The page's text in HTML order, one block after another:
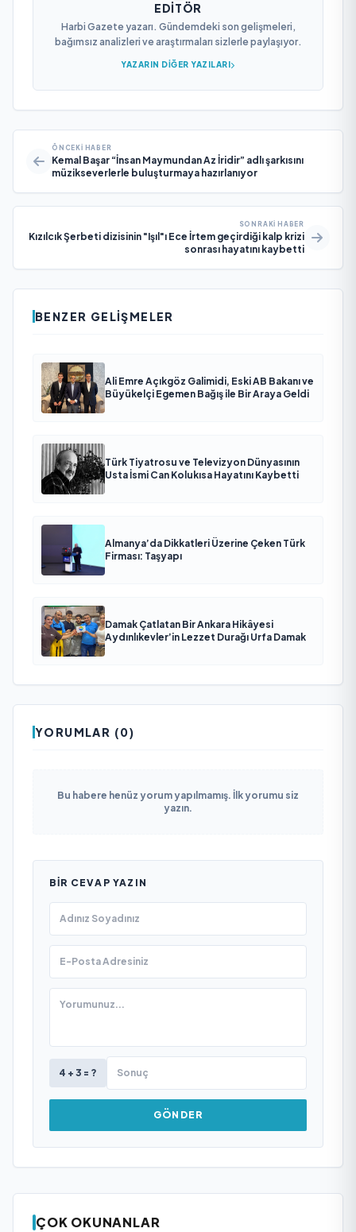
EDITÖR
Harbi Gazete yazarı. Gündemdeki son gelişmeleri,
bağımsız analizleri ve araştırmaları sizlerle paylaşıyor.
YAZARIN DIĞER YAZILARI
ÖNCEKI HABER
Kemal Başar “İnsan Maymundan Az İridir” adlı şarkısını
müzikseverlerle buluşturmaya hazırlanıyor
SONRAKI HABER
Kızılcık Şerbeti dizisinin "Işıl"ı Ece İrtem geçirdiği kalp krizi
sonrası hayatını kaybetti
BENZER GELIŞMELER
Ali Emre Açıkgöz Galimidi, Eski AB Bakanı ve
Büyükelçi Egemen Bağış ile Bir Araya Geldi
Türk Tiyatrosu ve Televizyon Dünyasının
Usta İsmi Can Kolukısa Hayatını Kaybetti
Almanya’da Dikkatleri Üzerine Çeken Türk
Firması: Taşyapı
Damak Çatlatan Bir Ankara Hikâyesi
Aydınlıkevler’in Lezzet Durağı Urfa Damak
YORUMLAR (0)
Bu habere henüz yorum yapılmamış. İlk yorumu siz
yazın.
BIR CEVAP YAZIN
4 + 3 = ?
GÖNDER
ÇOK OKUNANLAR